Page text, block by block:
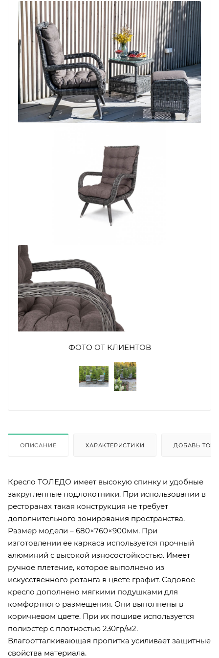
ФОТО ОТ КЛИЕНТОВ
ОПИСАНИЕ ХАРАКТЕРИСТИКИ ДОБАВЬ
Кресло ТОЛЕДО имеет высокую спинку и удобные
закругленные подлокотники. При использовании в
ресторанах такая конструкция не требует
дополнительного зонирования пространства.
Размер модели – 680×760×900мм. При
изготовлении ее каркаса используется прочный
алюминий с высокой износостойкостью. Имеет
ручное плетение, которое выполнено из
искусственного ротанга в цвете графит. Садовое
кресло дополнено мягкими подушками для
комфортного размещения. Они выполнены в
коричневом цвете. При их пошиве используется
полиэстер с плотностью 230гр/м2.
Влагоотталкивающая пропитка усиливает защитные
свойства материала.